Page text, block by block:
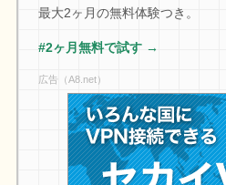
最大2ヶ月の無料体験つき。
#2ヶ月無料で試す →
広告（A8.net）